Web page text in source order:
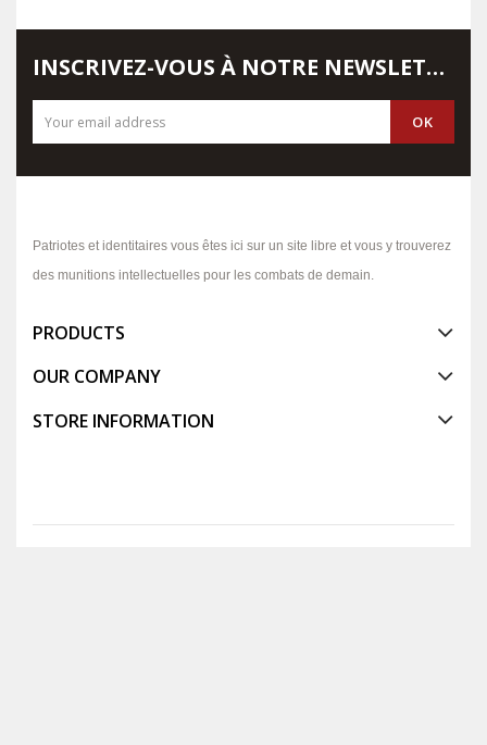
INSCRIVEZ-VOUS À NOTRE NEWSLETTER
Patriotes et identitaires vous êtes ici sur un site libre et vous y trouverez
des munitions intellectuelles pour les combats de demain.
PRODUCTS
OUR COMPANY
STORE INFORMATION